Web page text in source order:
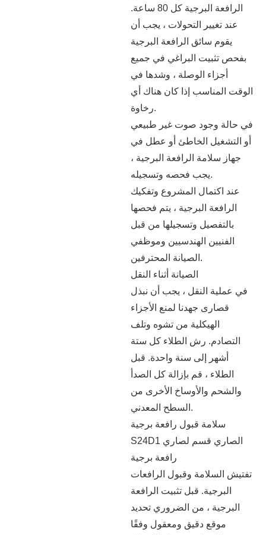
الرافعة البرجية كل 80 ساعة.
عند تغيير التحولات ، يجب أن
يقوم سائق الرافعة البرجية
بفحص تثبيت البراغي في جميع
أجزاء الوصلة ، وشدها في
الوقت المناسب إذا كان هناك أي
رخاوة.
في حالة وجود صوت غير طبيعي
أو التشغيل الخاطئ أو عطل في
جهاز سلامة الرافعة البرجية ،
يجب فحصه وتسجيله.
عند اكتمال المشروع وتفكيك
الرافعة البرجية ، يتم فحصها
بالتفصيل وتسجيلها من قبل
الفنيين الهندسيين وموظفي
الصيانة المحترفين.
الصيانة أثناء النقل
في عملية النقل ، يجب أن نبذل
قصارى جهدنا لمنع الأجزاء
الهيكلية من تشوه وتلف
التصادم. رش الطلاء كل ستة
أشهر إلى سنة واحدة. قبل
الطلاء ، قم بإزالة كل الصدأ
والشحم والأوساخ الأخرى من
السطح المعدني.
سلامة قبول رافعة برجية
S24D1 الصاري قسم لصاري
رافعة برجية
تفتيش السلامة وقبول الرافعات
البرجية. قبل تثبيت الرافعة
البرجية ، من الضروري تحديد
موقع دقيق ومعقول وفقًا